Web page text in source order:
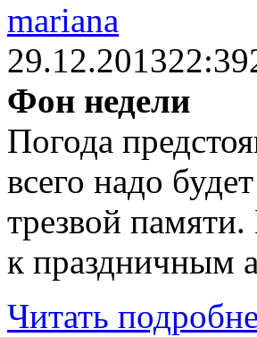
mariana
29.12.201322:39
Фон недели
Погода
всего надо
трезвой
к праздничным
Читать